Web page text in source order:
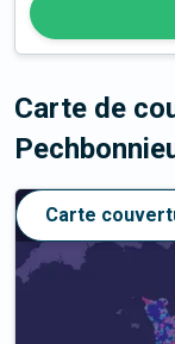
Carte de
Carte